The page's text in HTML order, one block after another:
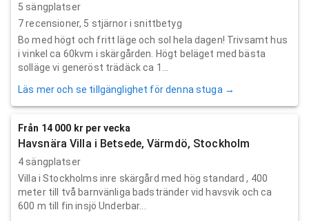
5 sängplatser
7recensioner, 5 stjärnor i snittbetyg
Bo med högt och fritt läge och sol hela dagen! Trivsamt hus
i vinkel ca 60kvm i skärgården. Högt beläget med bästa
solläge vi generöst trädäck ca 1...
Läs mer och se tillgänglighet för denna stuga →
Från 14 000 kr per vecka
Havsnära Villa i Betsede, Värmdö, Stockholm
4 sängplatser
Villa i Stockholms inre skärgård med hög standard , 400
meter till två barnvänliga badstränder vid havsvik och ca
600 m till fin insjö Underbar...